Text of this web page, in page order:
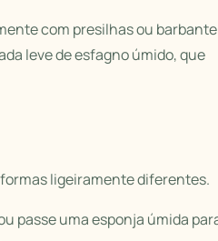
com presilhas ou barbante
leve de esfagno úmido, que
ligeiramente diferentes.
passe uma esponja úmida